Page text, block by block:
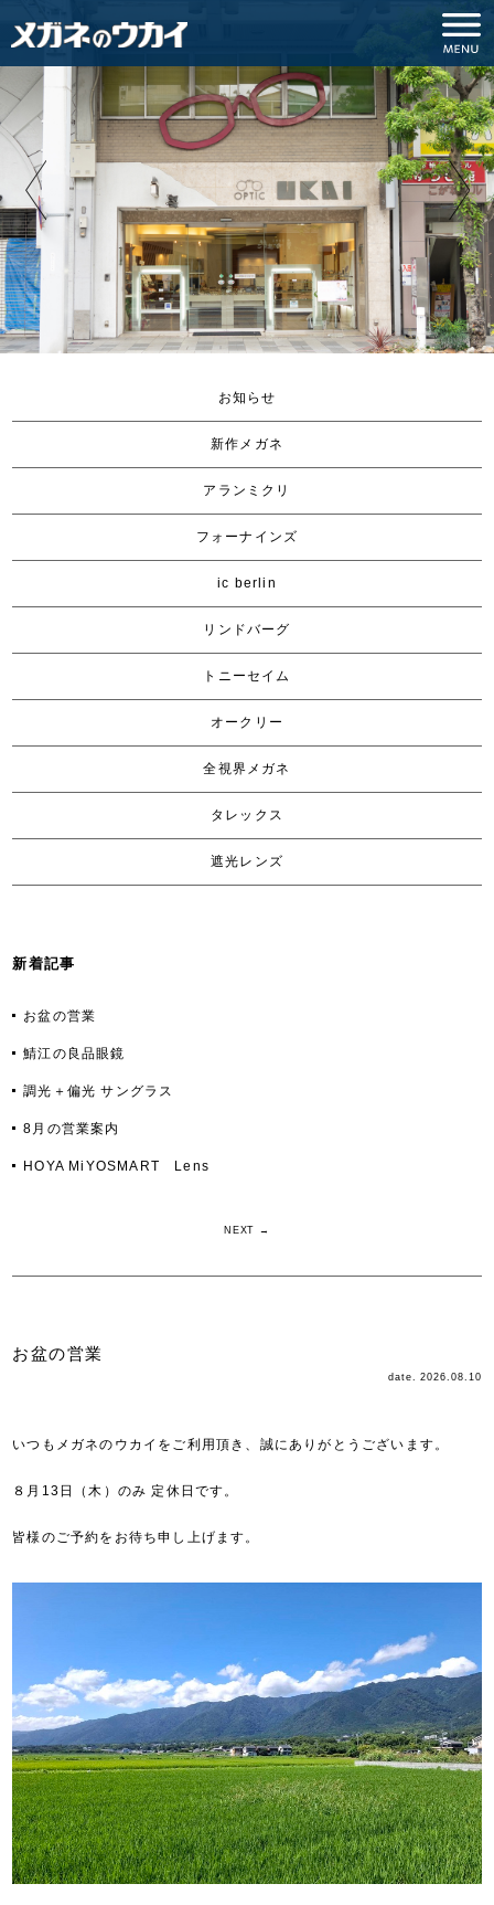
お知らせ
新作メガネ
アランミクリ
フォーナインズ
ic berlin
リンドバーグ
トニーセイム
オークリー
全視界メガネ
タレックス
遮光レンズ
新着記事
お盆の営業
鯖江の良品眼鏡
調光＋偏光 サングラス
8月の営業案内
HOYA MiYOSMART Lens
NEXT →
お盆の営業
date. 2026.08.10
いつもメガネのウカイをご利用頂き、誠にありがとうございます。
８月13日（木）のみ 定休日です。
皆様のご予約をお待ち申し上げます。